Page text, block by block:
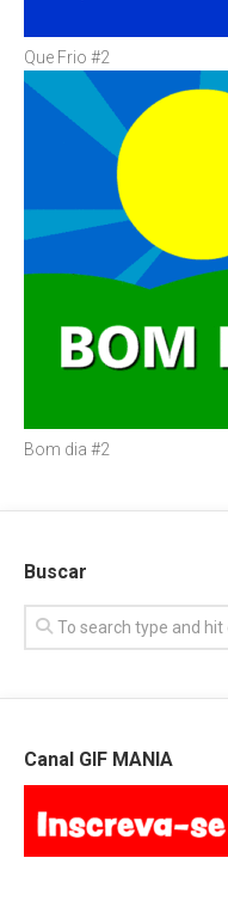
Que Frio #2
Bom dia #2
Buscar
Canal GIF MANIA